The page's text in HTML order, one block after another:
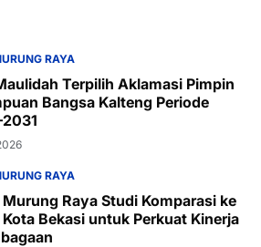
RAYA
Terpilih Aklamasi Pimpin
Bangsa Kalteng Periode
RAYA
Murung Raya Studi Komparasi ke
Kota Bekasi untuk Perkuat Kinerja